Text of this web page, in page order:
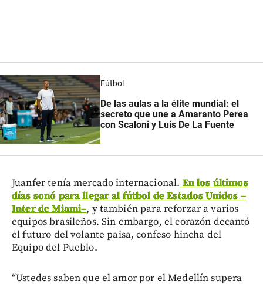
Fútbol
De las aulas a la élite mundial: el
secreto que une a Amaranto Perea
con Scaloni y Luis De La Fuente
Juanfer tenía mercado internacional. En los últimos
días sonó para llegar al fútbol de Estados Unidos –
Inter de Miami–, y también para reforzar a varios
equipos brasileños. Sin embargo, el corazón decantó
el futuro del volante paisa, confeso hincha del
Equipo del Pueblo.
“Ustedes saben que el amor por el Medellín supera